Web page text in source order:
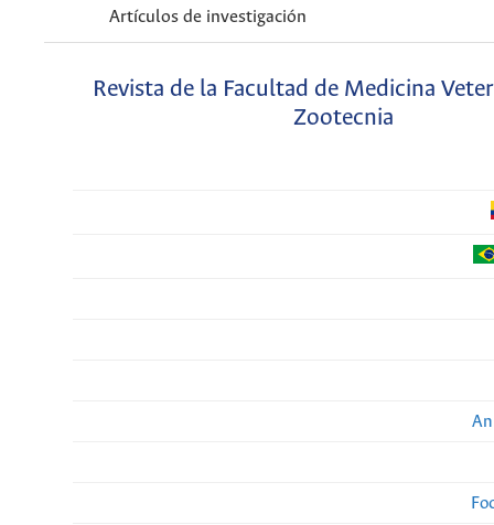
Artículos de investigación
Revista de la Facultad de Medicina
Zootecnia